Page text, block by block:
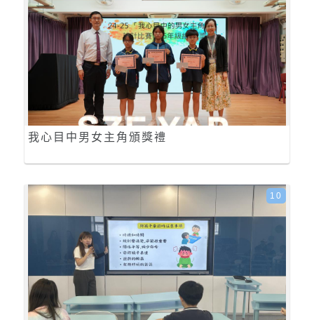
我心目中男女主角頒獎禮
10